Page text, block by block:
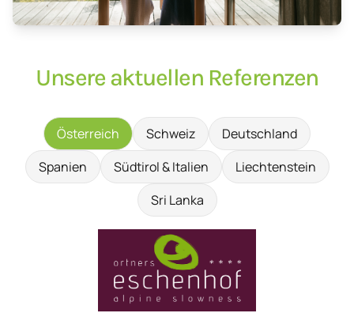
Unsere aktuellen Referenzen
Österreich Schweiz
Deutschland
Spanien
Südtirol & Italien
Liechtenstein
Sri Lanka